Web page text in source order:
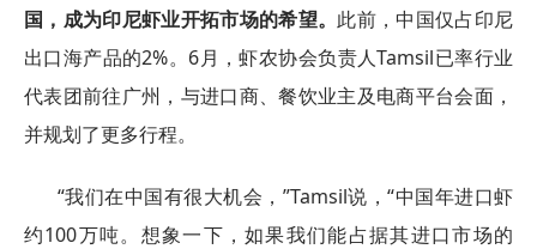
国，成为印尼虾业开拓市场的希望。 此前，中国仅占印尼
出口海产品的2%。6月，虾农协会负责人Tamsil已率行业
代表团前往广州，与进口商、餐饮业主及电商平台会面，
并规划了更多行程。
“我们在中国有很大机会，”Tamsil说，“中国年进口虾
约100万吨。想象一下，如果我们能占据其进口市场的